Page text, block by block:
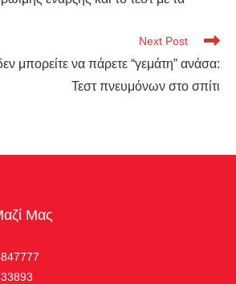
Next Post
μπορείτε να πάρετε “γεμάτη” ανάσα:
Τεστ πνευμόνων στο σπίτι
Μας